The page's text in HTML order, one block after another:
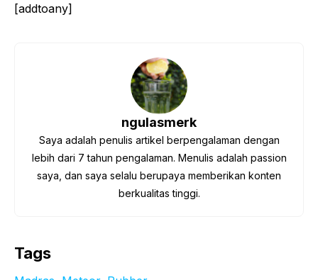
[addtoany]
ngulasmerk
Saya adalah penulis artikel berpengalaman dengan
lebih dari 7 tahun pengalaman. Menulis adalah passion
saya, dan saya selalu berupaya memberikan konten
berkualitas tinggi.
Tags